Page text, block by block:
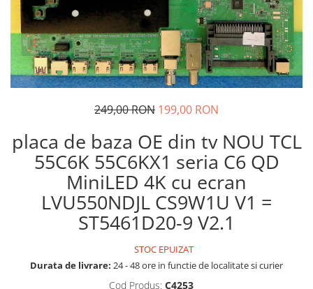
249,00 RON 199,00 RON
placa de baza OE din tv NOU TCL
55C6K 55C6KX1 seria C6 QD
MiniLED 4K cu ecran
LVU550NDJL CS9W1U V1 =
ST5461D20-9 V2.1
STOC EPUIZAT
Durata de livrare: 24 - 48 ore in functie de localitate si curier
Cod Produs: C4253